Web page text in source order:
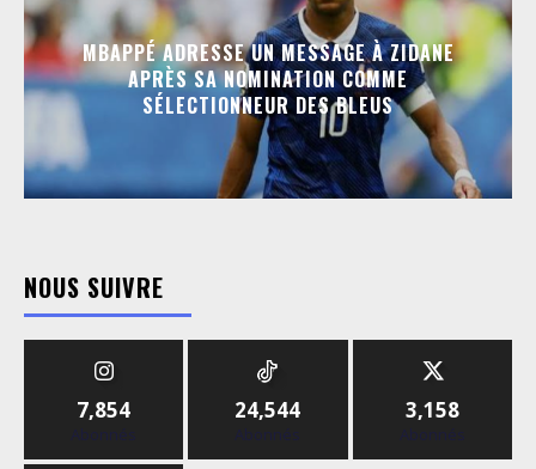
MBAPPÉ ADRESSE UN MESSAGE À ZIDANE
APRÈS SA NOMINATION COMME
SÉLECTIONNEUR DES BLEUS
NOUS SUIVRE
7,854
Abonnés
24,544
Abonnés
3,158
Abonnés